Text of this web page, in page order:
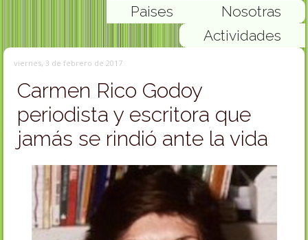
Nosotras
Paises
Actividades
viernes, 3 de febrero de 2017
Carmen Rico Godoy
periodista y escritora que
jamás se rindió ante la vida